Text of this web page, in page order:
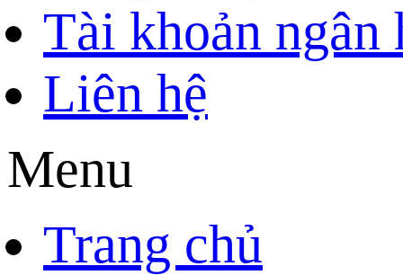
Tài khoản ngân
Liên hệ
Menu
Trang chủ